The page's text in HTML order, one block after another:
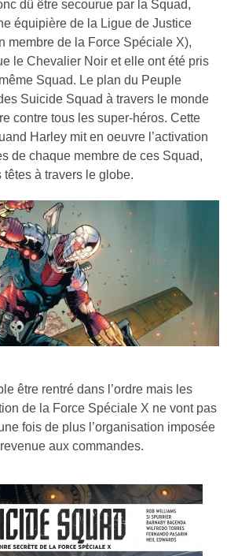
dû être secourue par la Squad,
équipière de la Ligue de Justice
membre de la Force Spéciale X),
le Chevalier Noir et elle ont été pris
Squad. Le plan du Peuple
Suicide Squad à travers le monde
contre tous les super-héros. Cette
Harley mit en oeuvre l’activation
de chaque membre de ces Squad,
à travers le globe.
être rentré dans l’ordre mais les
de la Force Spéciale X ne vont pas
fois de plus l’organisation imposée
aux commandes.